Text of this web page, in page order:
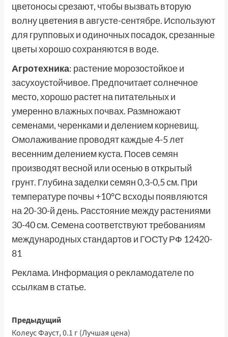
цветоносы срезают, чтобы вызвать вторую
волну цветения в августе-сентябре. Используют
для групповых и одиночных посадок, срезанные
цветы хорошо сохраняются в воде.
Агротехника: растение морозостойкое и
засухоустойчивое. Предпочитает солнечное
место, хорошо растет на питательных и
умеренно влажных почвах. Размножают
семенами, черенками и делением корневищ.
Омолаживание проводят каждые 4-5 лет
весенним делением куста. Посев семян
производят весной или осенью в открытый
грунт. Глубина заделки семян 0,3-0,5 см. При
температуре почвы +10°С всходы появляются
на 20-30-й день. Расстояние между растениями
30-40 см. Семена соответствуют требованиям
международных стандартов и ГОСТу РФ 12420-
81
Реклама. Информация о рекламодателе по
ссылкам в статье.
Навигация
Предыдущий
Колеус Фауст, 0.1 г (Лучшая цена)